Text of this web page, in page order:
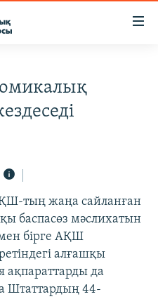
тың жаңа сайланған
баспасөз мәслихатын
бірге АҚШ
алғашқы
ақпараттарды да
Штаттардың 44-